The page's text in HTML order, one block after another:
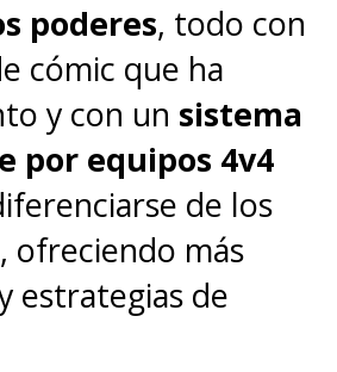
de su próxima
Wars".
ya empezó.
, estreno
en
poderes, todo con
cómic que ha
y con un sistema
por equipos 4v4
de los
ofreciendo más
estrategias de